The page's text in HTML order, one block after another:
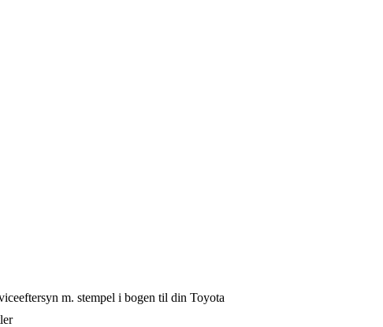
m. stempel i bogen til din Toyota